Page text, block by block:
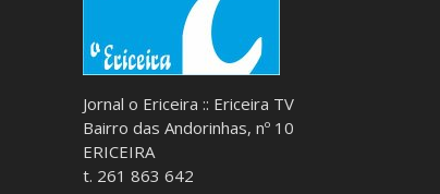
Jornal o Ericeira :: Ericeira TV
Bairro das Andorinhas, nº 10
ERICEIRA
t. 261 863 642